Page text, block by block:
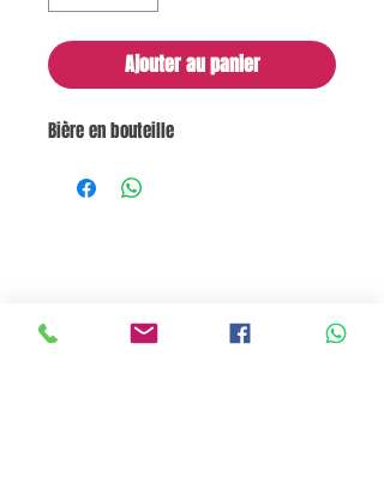
Ajouter au panier
Bière en bouteille